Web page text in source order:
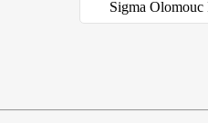
Sigma Olomouc